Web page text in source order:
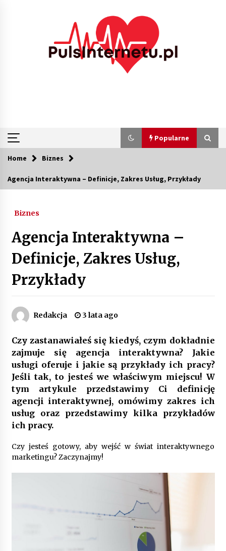
Popularne
Popularne
Poczucie bezpieczeństwa a jasne zasady pracy.
4 miesiące ago
Customizacja wnętrza samochodu: Jak
4 miesiące ago
Piece do pizzy – jak wybrać między piecem na
drewno, gaz i prąd
8 miesięcy ago
Oferta z pojazdami wyposażonymi w kontenery
– nowoczesne rozwiązanie dla logistyki
9 miesięcy ago
jakość detali
9 miesięcy ago
Automatyzacja zbierania informacji zwrotnych
– oszczędność czasu dzięki recom system
Startpolish w praktyce – jak szybko przyswajać
10 miesięcy ago
Home Biznes
Agencja Interaktywna – Definicje, Zakres Usług, Przykłady
Biznes
Agencja Interaktywna –
Definicje, Zakres Usług,
Przykłady
Redakcja 3 lata ago
Czy zastanawiałeś się kiedyś, czym dokładnie
zajmuje się agencja interaktywna? Jakie
usługi oferuje i jakie są przykłady ich pracy?
Jeśli tak, to jesteś we właściwym miejscu! W
tym artykule przedstawimy Ci definicję
agencji interaktywnej, omówimy zakres ich
usług oraz przedstawimy kilka przykładów
ich pracy.
Czy jesteś gotowy, aby wejść w świat interaktywnego
marketingu? Zaczynajmy!